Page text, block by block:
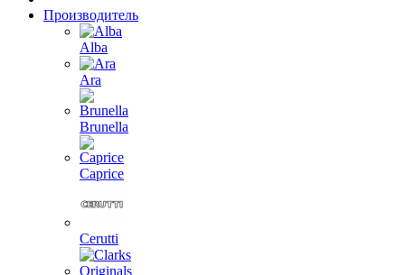
Производитель
Alba
Ara
Brunella
Caprice
Cerutti